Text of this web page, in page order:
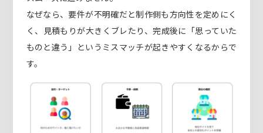
なぜなら、要件が不明確だと制作側も方向性を定めにく
く、見積もりが大きくブレたり、完成後に「思っていた
ものと違う」というミスマッチが起きやすくなるからで
す。